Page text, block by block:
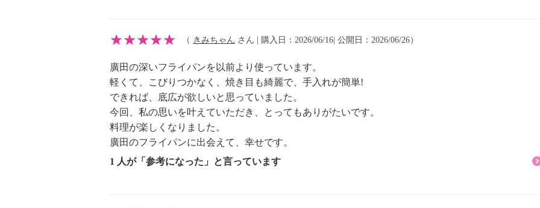
【原産国（地）】 （ きみちゃん さん | 購入日：2026/06/16| 公開日：2026/06/26）
廣田の深いフライパンを以前より使っています。
軽くて、こびりつかなく、焼き目も綺麗で、手入れが簡単!
できれば、底広が欲しいと思っていました。
今回、私の思いを叶えていただき、とってもありがたいです。
料理が楽しくなりました。
廣田のフライパンに出会えて、幸せです。
1 人が「参考になった」と言っています